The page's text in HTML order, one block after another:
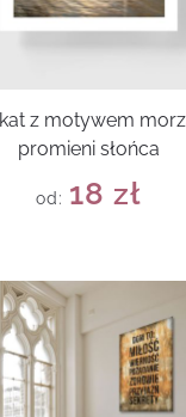
z motywem
promieni słońca
od: 18zł